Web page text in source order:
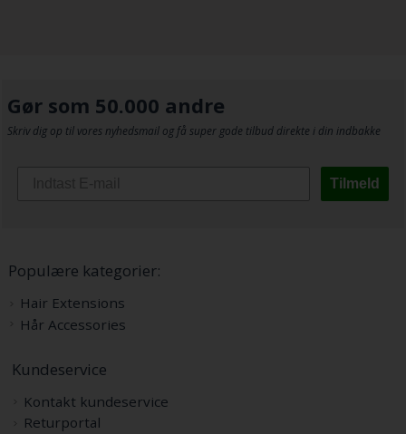
Gør som 50.000 andre
Skriv dig op til vores nyhedsmail og få super gode tilbud direkte i din indbakke
Tilmeld
Populære kategorier:
Hair Extensions
Hår Accessories
Kundeservice
Kontakt kundeservice
Returportal